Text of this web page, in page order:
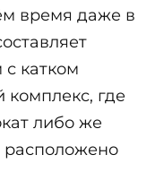
время даже в
катком
где
либо же
расположено